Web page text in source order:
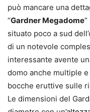
può mancare una
“Gardner Megadome
situato poco a sud
di un notevole
interessante avente
domo anche multiple
bocche eruttive sulle
Le dimensioni del